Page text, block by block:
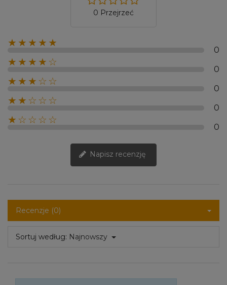
0 Przejrzeć
★★★★★
0
★★★★☆
0
★★★☆☆
0
★★☆☆☆
0
★☆☆☆☆
0
Napisz recenzję
Recenzje (0)
Sortuj według: Najnowszy